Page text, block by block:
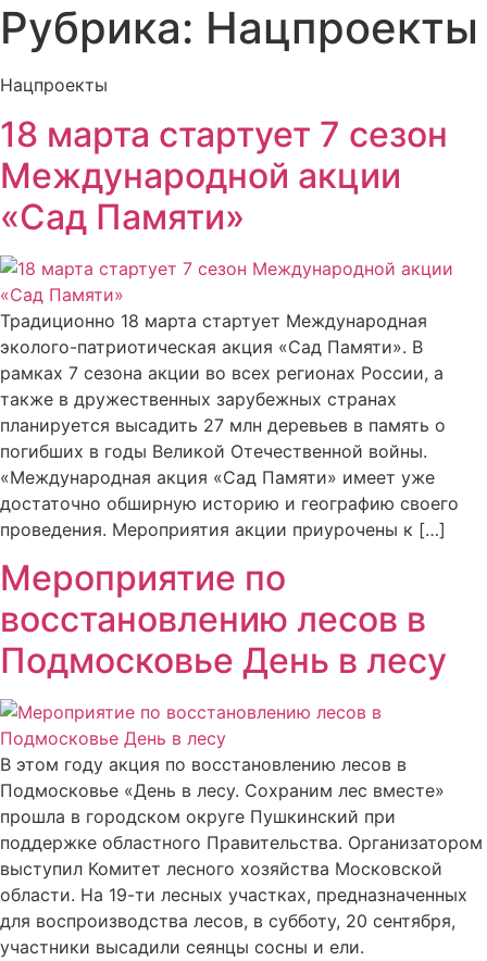
Рубрика: Нацпроекты
Нацпроекты
18 марта стартует 7 сезон
Международной акции
«Сад Памяти»
Традиционно 18 марта стартует Международная
эколого-патриотическая акция «Сад Памяти». В
рамках 7 сезона акции во всех регионах России, а
также в дружественных зарубежных странах
планируется высадить 27 млн деревьев в память о
погибших в годы Великой Отечественной войны.
«Международная акция «Сад Памяти» имеет уже
достаточно обширную историю и географию своего
проведения. Мероприятия акции приурочены к […]
Мероприятие по
восстановлению лесов в
Подмосковье День в лесу
В этом году акция по восстановлению лесов в
Подмосковье «День в лесу. Сохраним лес вместе»
прошла в городском округе Пушкинский при
поддержке областного Правительства. Организатором
выступил Комитет лесного хозяйства Московской
области. На 19-ти лесных участках, предназначенных
для воспроизводства лесов, в субботу, 20 сентября,
участники высадили сеянцы сосны и ели.